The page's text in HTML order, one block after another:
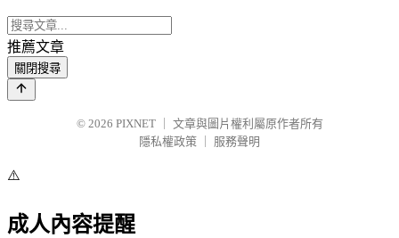
推薦文章
關閉搜尋
© 2026 PIXNET
文章與圖片權利屬原作者所有
隱私權政策
服務聲明
⚠️
成人內容提醒